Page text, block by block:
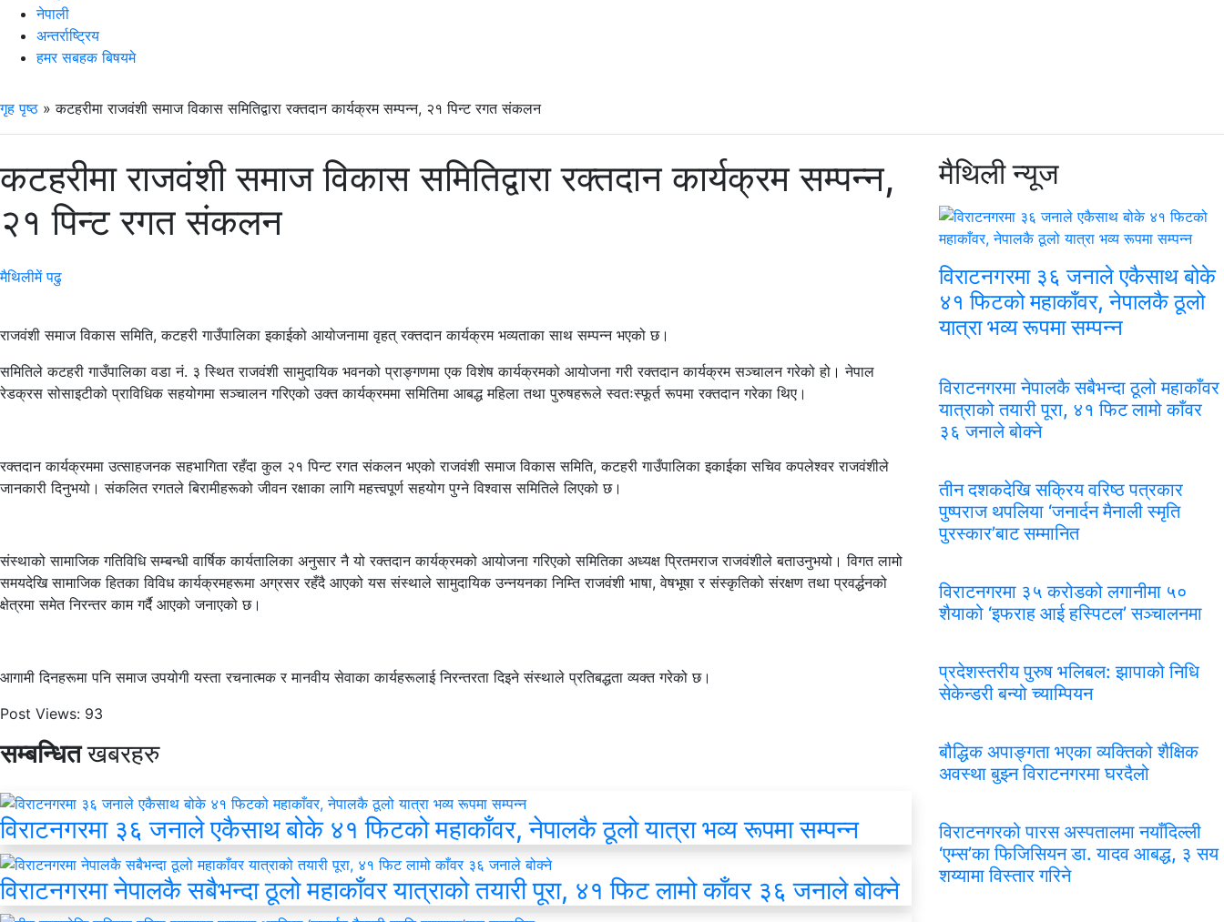
नेपाली
अन्तर्राष्ट्रिय
हमर सबहक बिषयमे
गृह पृष्ठ »कटहरीमा राजवंशी समाज विकास समितिद्वारा रक्तदान कार्यक्रम सम्पन्न, २१ पिन्ट रगत संकलन
कटहरीमा राजवंशी समाज विकास समितिद्वारा रक्तदान कार्यक्रम सम्पन्न,
२१ पिन्ट रगत संकलन
मैथिलीमें पढु
राजवंशी समाज विकास समिति, कटहरी गाउँपालिका इकाईको आयोजनामा वृहत् रक्तदान कार्यक्रम भव्यताका साथ सम्पन्न भएको छ।
समितिले कटहरी गाउँपालिका वडा नं. ३ स्थित राजवंशी सामुदायिक भवनको प्राङ्गणमा एक विशेष कार्यक्रमको आयोजना गरी रक्तदान कार्यक्रम सञ्चालन गरेको हो। नेपाल
रेडक्रस सोसाइटीको प्राविधिक सहयोगमा सञ्चालन गरिएको उक्त कार्यक्रममा समितिमा आबद्ध महिला तथा पुरुषहरूले स्वतःस्फूर्त रूपमा रक्तदान गरेका थिए।
रक्तदान कार्यक्रममा उत्साहजनक सहभागिता रहँदा कुल २१ पिन्ट रगत संकलन भएको राजवंशी समाज विकास समिति, कटहरी गाउँपालिका इकाईका सचिव कपलेश्वर राजवंशीले
जानकारी दिनुभयो। संकलित रगतले बिरामीहरूको जीवन रक्षाका लागि महत्त्वपूर्ण सहयोग पुग्ने विश्वास समितिले लिएको छ।
संस्थाको सामाजिक गतिविधि सम्बन्धी वार्षिक कार्यतालिका अनुसार नै यो रक्तदान कार्यक्रमको आयोजना गरिएको समितिका अध्यक्ष प्रितमराज राजवंशीले बताउनुभयो। विगत लामो
समयदेखि सामाजिक हितका विविध कार्यक्रमहरूमा अग्रसर रहँदै आएको यस संस्थाले सामुदायिक उन्नयनका निम्ति राजवंशी भाषा, वेषभूषा र संस्कृतिको संरक्षण तथा प्रवर्द्धनको
क्षेत्रमा समेत निरन्तर काम गर्दै आएको जनाएको छ।
आगामी दिनहरूमा पनि समाज उपयोगी यस्ता रचनात्मक र मानवीय सेवाका कार्यहरूलाई निरन्तरता दिइने संस्थाले प्रतिबद्धता व्यक्त गरेको छ।
Post Views: 93
सम्बन्धितखबरहरु
विराटनगरमा ३६ जनाले एकैसाथ बोके ४१ फिटको महाकाँवर, नेपालकै ठूलो यात्रा भव्य रूपमा सम्पन्न
विराटनगरमा नेपालकै सबैभन्दा ठूलो महाकाँवर यात्राको तयारी पूरा, ४१ फिट लामो काँवर ३६ जनाले बोक्ने
मैथिलीन्यूज
विराटनगरमा ३६ जनाले एकैसाथ बोके
४१ फिटको महाकाँवर, नेपालकै ठूलो
यात्रा भव्य रूपमा सम्पन्न
विराटनगरमा नेपालकै सबैभन्दा ठूलो महाकाँवर
यात्राको तयारी पूरा, ४१ फिट लामो काँवर
३६ जनाले बोक्ने
तीन दशकदेखि सक्रिय वरिष्ठ पत्रकार
पुष्पराज थपलिया ‘जनार्दन मैनाली स्मृति
पुरस्कार’बाट सम्मानित
विराटनगरमा ३५ करोडको लगानीमा ५०
शैयाको ‘इफराह आई हस्पिटल’ सञ्चालनमा
प्रदेशस्तरीय पुरुष भलिबल: झापाको निधि
सेकेन्डरी बन्यो च्याम्पियन
बौद्धिक अपाङ्गता भएका व्यक्तिको शैक्षिक
अवस्था बुझ्न विराटनगरमा घरदैलो
विराटनगरको पारस अस्पतालमा नयाँदिल्ली
‘एम्स’का फिजिसियन डा. यादव आबद्ध, ३ सय
शय्यामा विस्तार गरिने